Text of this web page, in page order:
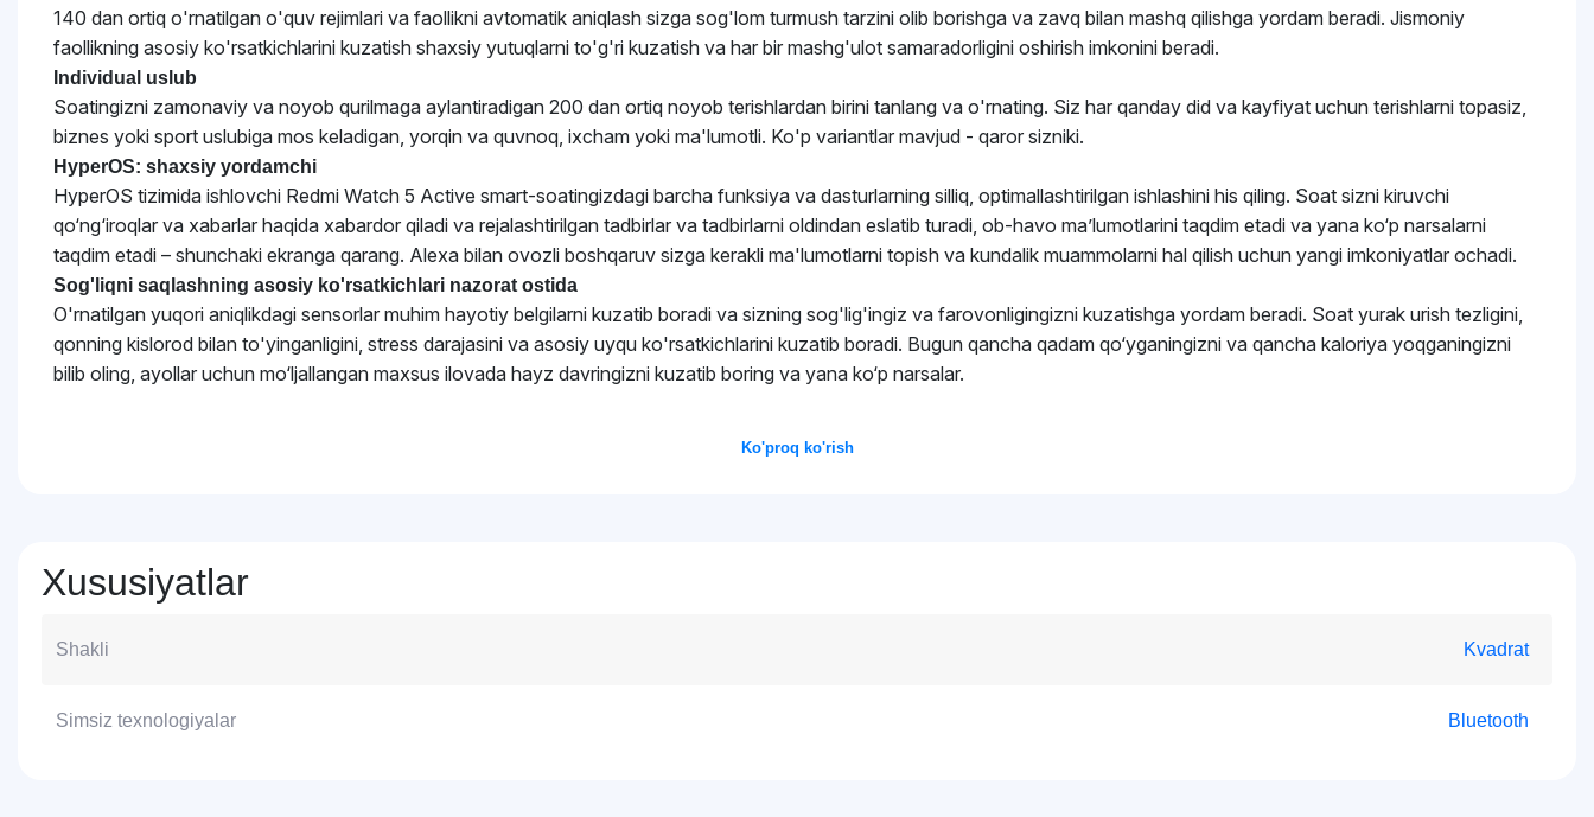
140 dan ortiq o'rnatilgan o'quv rejimlari va faollikni avtomatik aniqlash sizga sog'lom turmush tarzini olib borishga va zavq bilan mashq qilishga yordam beradi. Jismoniy
faollikning asosiy ko'rsatkichlarini kuzatish shaxsiy yutuqlarni to'g'ri kuzatish va har bir mashg'ulot samaradorligini oshirish imkonini beradi.
Individual uslub
Soatingizni zamonaviy va noyob qurilmaga aylantiradigan 200 dan ortiq noyob terishlardan birini tanlang va o'rnating. Siz har qanday did va kayfiyat uchun terishlarni topasiz,
biznes yoki sport uslubiga mos keladigan, yorqin va quvnoq, ixcham yoki ma'lumotli. Ko'p variantlar mavjud - qaror sizniki.
HyperOS: shaxsiy yordamchi
HyperOS tizimida ishlovchi Redmi Watch 5 Active smart-soatingizdagi barcha funksiya va dasturlarning silliq, optimallashtirilgan ishlashini his qiling. Soat sizni kiruvchi
qo‘ng‘iroqlar va xabarlar haqida xabardor qiladi va rejalashtirilgan tadbirlar va tadbirlarni oldindan eslatib turadi, ob-havo ma’lumotlarini taqdim etadi va yana ko‘p narsalarni
taqdim etadi – shunchaki ekranga qarang. Alexa bilan ovozli boshqaruv sizga kerakli ma'lumotlarni topish va kundalik muammolarni hal qilish uchun yangi imkoniyatlar ochadi.
Sog'liqni saqlashning asosiy ko'rsatkichlari nazorat ostida
O'rnatilgan yuqori aniqlikdagi sensorlar muhim hayotiy belgilarni kuzatib boradi va sizning sog'lig'ingiz va farovonligingizni kuzatishga yordam beradi. Soat yurak urish tezligini,
qonning kislorod bilan to'yinganligini, stress darajasini va asosiy uyqu ko'rsatkichlarini kuzatib boradi. Bugun qancha qadam qo‘yganingizni va qancha kaloriya yoqganingizni
bilib oling, ayollar uchun mo‘ljallangan maxsus ilovada hayz davringizni kuzatib boring va yana ko‘p narsalar.
Ko'proq ko'rish
Xususiyatlar
Shakli Kvadrat
Simsiz texnologiyalar Bluetooth